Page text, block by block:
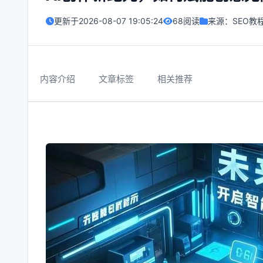
更新于2026-08-07 19:05:24 68阅读 来源： SEO教
内容介绍 文章标签 相关推荐